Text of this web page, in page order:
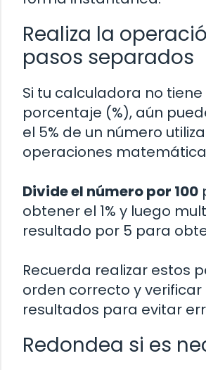
Realiza la
pasos separados
Si tu calculadora no
porcentaje (%), aún
el 5% de un número
operaciones
Divide el número por 100
obtener el 1% y luego
resultado por 5 para
Recuerda realizar estos
orden correcto y verificar
resultados para evitar
Redondea si es